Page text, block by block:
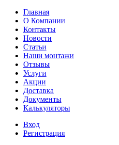
Главная
О Компании
Контакты
Новости
Статьи
Наши монтажи
Отзывы
Услуги
Акции
Доставка
Документы
Калькуляторы
Вход
Регистрация